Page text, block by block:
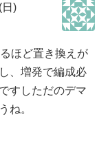
)
ほど置き換えが
、増発で編成必
すしただのデマ
ね。